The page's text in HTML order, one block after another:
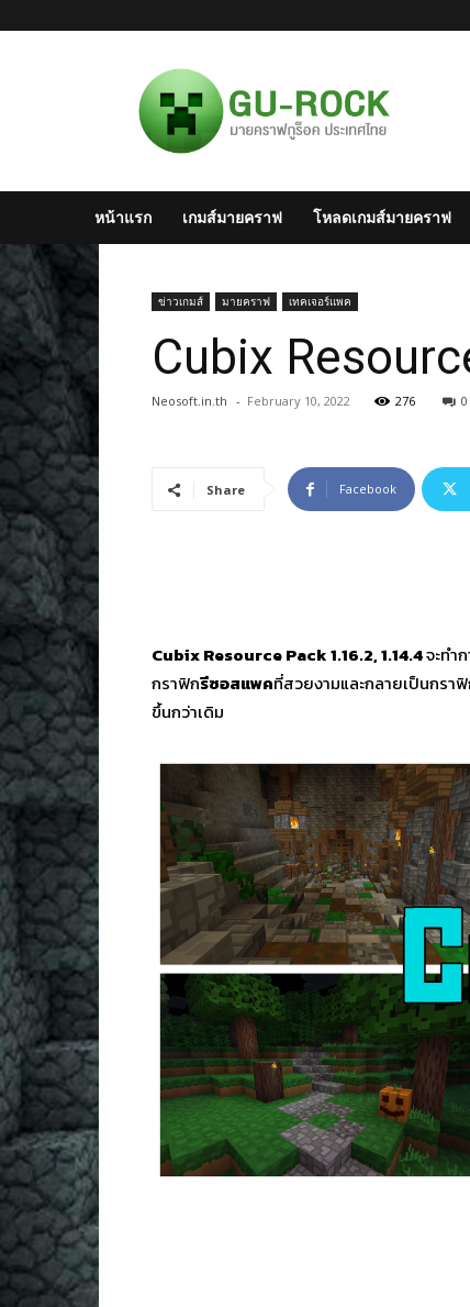
มาย
ครา
ฟไทย
สังคม
มาย
ประเทศไทย
หน้าแรก เกมส์มายคราฟ โหลดเกมส์มายคราฟ
ข่าวเกมส์ มายคราฟ เทคเจอร์แพค
Cubix
Neosoft.in.th - February 10, 2022 276 0
Share Facebook
Cubix Resource Pack 1.16.2, 1.14.4จะทำ
กราฟิกรีซอสแพคที่สวยงามและกลายเป็นกรา
ขึ้นกว่าเดิม